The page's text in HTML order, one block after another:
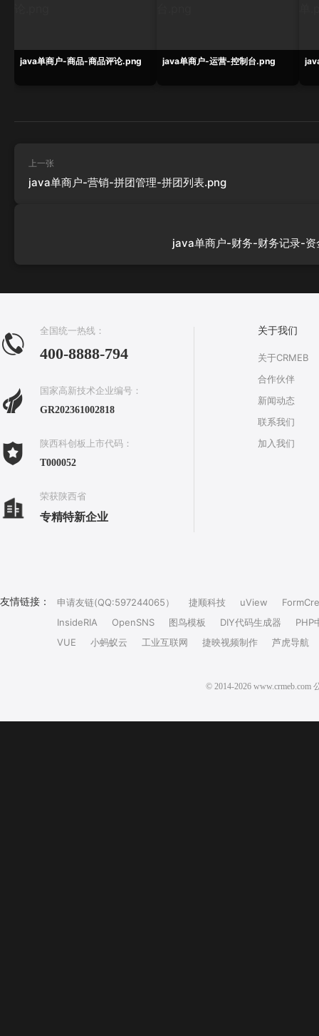
java单商户-商品-商品评论.png java单商户-运营-控制台.png
上一张
java单商户-营销-拼团管理-拼团列表.png
java单商户-财务-财务记录-资
全国统一热线：
400-8888-794
国家高新技术企业编号：
GR202361002818
陕西科创板上市代码：
T000052
荣获陕西省
专精特新企业
关于我们
关于CRMEB
合作伙伴
新闻动态
联系我们
加入我们
友情链接： 申请友链(QQ:597244065） 捷顺科技 uView
InsideRIA
OpenSNS 图鸟模板 DIY代码生成器
PHP
VUE
小蚂蚁云 工业互联网 捷映视频制作 芦虎导航
© 2014-2026